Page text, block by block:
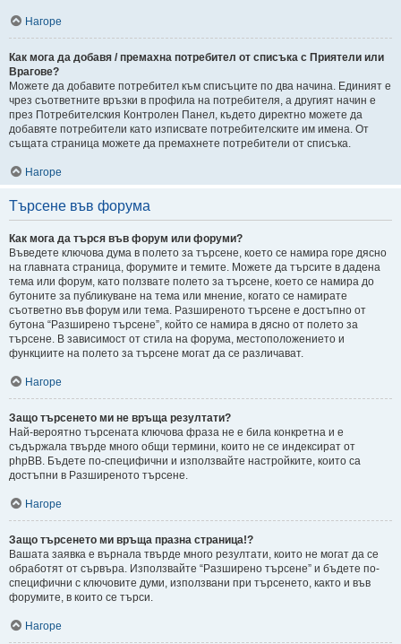
Нагоре
Как мога да добавя / премахна потребител от списъка с Приятели или
Врагове?
Можете да добавите потребител към списъците по два начина. Единият е
чрез съответните връзки в профила на потребителя, а другият начин е
през Потребителския Контролен Панел, където директно можете да
добавяте потребители като изписвате потребителските им имена. От
същата страница можете да премахнете потребители от списъка.
Нагоре
Търсене във форума
Как мога да търся във форум или форуми?
Въведете ключова дума в полето за търсене, което се намира горе дясно
на главната страница, форумите и темите. Можете да търсите в дадена
тема или форум, като ползвате полето за търсене, което се намира до
бутоните за публикуване на тема или мнение, когато се намирате
съответно във форум или тема. Разширеното търсене е достъпно от
бутона “Разширено търсене”, който се намира в дясно от полето за
търсене. В зависимост от стила на форума, местоположението и
функциите на полето за търсене могат да се различават.
Нагоре
Защо търсенето ми не връща резултати?
Най-вероятно търсената ключова фраза не е била конкретна и е
съдържала твърде много общи термини, които не се индексират от
phpBB. Бъдете по-специфични и използвайте настройките, които са
достъпни в Разширеното търсене.
Нагоре
Защо търсенето ми връща празна страница!?
Вашата заявка е върнала твърде много резултати, които не могат да се
обработят от сървъра. Използвайте “Разширено търсене” и бъдете по-
специфични с ключовите думи, използвани при търсенето, както и във
форумите, в които се търси.
Нагоре